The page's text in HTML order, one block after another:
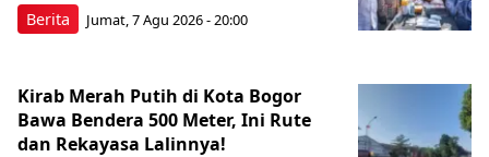
Berita Jumat, 7 Agu 2026 - 20:00
Kirab Merah Putih di Kota Bogor
Bawa Bendera 500 Meter, Ini Rute
dan Rekayasa Lalinnya!